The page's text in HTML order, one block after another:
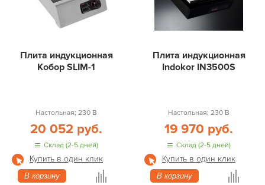
Плита индукционная
Кобор SLIM-1
Настольная; 230 В
20 052 руб.
Склад (2-5 дней)
Купить в один клик
В корзину
Плита индукционная
Indokor IN3500S
Настольная; 230 В
19 970 руб.
Склад (2-5 дней)
Купить в один клик
В корзину